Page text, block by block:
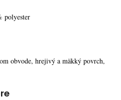
polyester
obvode, hrejivý a mäkký povrch,